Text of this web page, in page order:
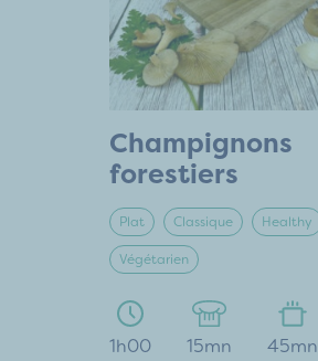
Champignons
forestiers
Plat Classique Healthy
Végétarien
1h00 15mn 45mn